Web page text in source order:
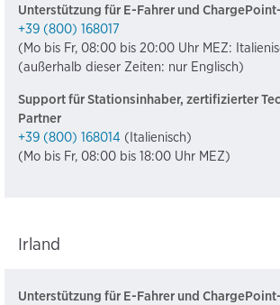
Unterstützung für E-Fahrer und
+39 (800) 168017
(Mo bis Fr, 08:00 bis 20:00 Uhr MEZ:
(außerhalb dieser Zeiten: nur Englisch)
Support für Stationsinhaber, zertifizierter
Partner
+39 (800) 168014 (Italienisch)
(Mo bis Fr, 08:00 bis 18:00 Uhr MEZ)
Irland
Unterstützung für E-Fahrer und